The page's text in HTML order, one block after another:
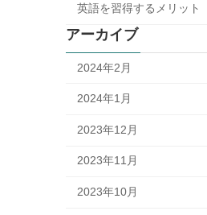
英語を習得するメリット
アーカイブ
2024年2月
2024年1月
2023年12月
2023年11月
2023年10月